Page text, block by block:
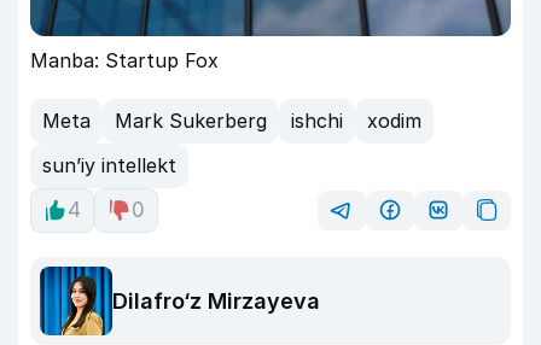
Manba: Startup Fox
Meta Mark Sukerberg ishchi
xodim
sun’iy intellekt
4
0
Dilafro‘z Mirzayeva